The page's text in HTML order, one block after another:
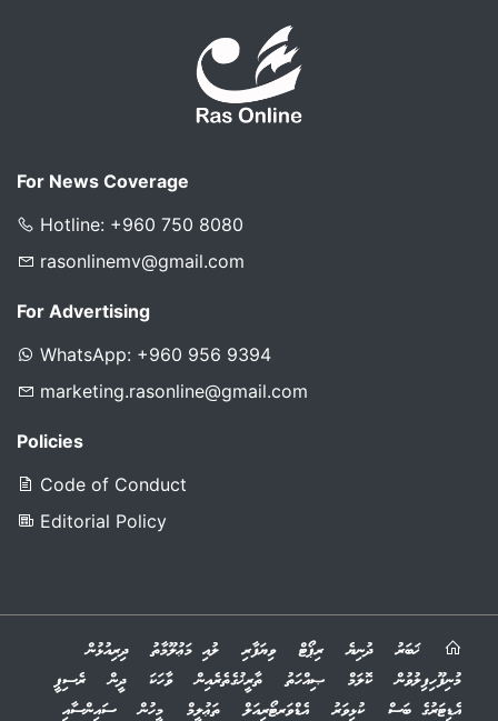
For News Coverage
Hotline: +960 750 8080
rasonlinemv@gmail.com
For Advertising
WhatsApp: +960 956 9394
marketing.rasonline@gmail.com
Policies
Code of Conduct
Editorial Policy
ޚަބަރު ދުނިޔެ ރިޕޯޓް ވިޔަފާރި ލުއި މަޢުލޫމާތު
ދިރިއުޅުން
މުނިފޫހިފިލުވުން
ކޮލަމް ޞިއްހަތު ތާރީޚުގެތެރެއިން ވާހަކަ ދީން
ރެސިޕީ
އެޑިޓަރުގެ ބަސް
ކުޅިވަރު އެޑްވަރޓޯރިއަލް ތަޢުލީމް މީހުން ސައިންސާއި